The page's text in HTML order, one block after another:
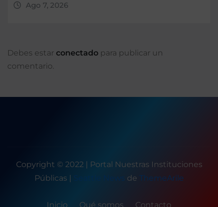
Ago 7, 2026
Debes estar conectado para publicar un
comentario.
Copyright © 2022 | Portal Nuestras Instituciones
Públicas | Seattle News de ThemeArile
Inicio Qué somos Contacto